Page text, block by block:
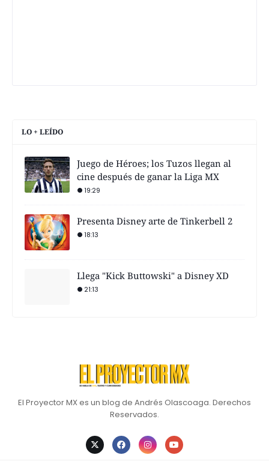
LO + LEÍDO
Juego de Héroes; los Tuzos llegan al
cine después de ganar la Liga MX
19:29
Presenta Disney arte de Tinkerbell 2
18:13
Llega "Kick Buttowski" a Disney XD
21:13
El Proyector MX es un blog de Andrés Olascoaga. Derechos
Reservados.